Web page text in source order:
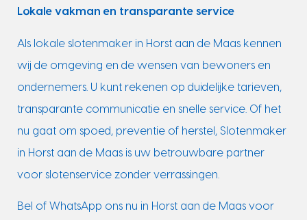
Lokale vakman en transparante service
Als lokale slotenmaker in Horst aan de Maas kennen
wij de omgeving en de wensen van bewoners en
ondernemers. U kunt rekenen op duidelijke tarieven,
transparante communicatie en snelle service. Of het
nu gaat om spoed, preventie of herstel, Slotenmaker
in Horst aan de Maas is uw betrouwbare partner
voor slotenservice zonder verrassingen.
Bel of WhatsApp ons nu in Horst aan de Maas voor